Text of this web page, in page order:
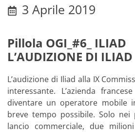
3 Aprile 2019
Pillola OGI_#6_ ILIAD
L’AUDIZIONE DI ILIAD
L’audizione di Iliad alla IX
interessante. L’azienda
diventare un operatore mobile
breve tempo possibile. Solo
lancio commerciale, due